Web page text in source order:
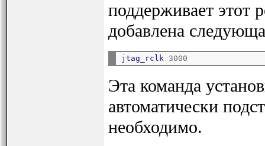
поддерживает этот
добавлена
jtag_rclk 3000
Эта команда
автоматически
необходимо.